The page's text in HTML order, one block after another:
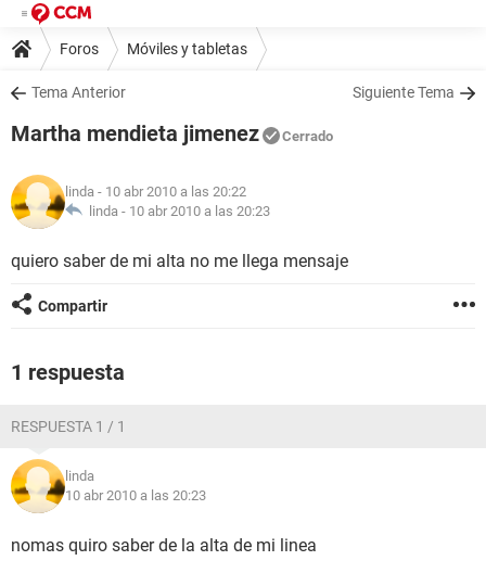
Foros Móviles y tabletas
Tema Anterior Siguiente Tema
Martha mendieta jimenez Cerrado
linda - 10 abr 2010 a las 20:22
linda - 10 abr 2010 a las 20:23
quiero saber de mi alta no me llega mensaje
Compartir
1 respuesta
RESPUESTA 1 / 1
linda
10 abr 2010 a las 20:23
nomas quiro saber de la alta de mi linea